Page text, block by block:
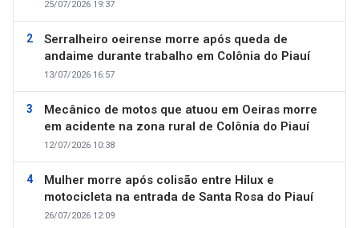
25/07/2026 19:37
Serralheiro oeirense morre após queda de
andaime durante trabalho em Colônia do Piauí
13/07/2026 16:57
Mecânico de motos que atuou em Oeiras morre
em acidente na zona rural de Colônia do Piauí
12/07/2026 10:38
Mulher morre após colisão entre Hilux e
motocicleta na entrada de Santa Rosa do Piauí
26/07/2026 12:09